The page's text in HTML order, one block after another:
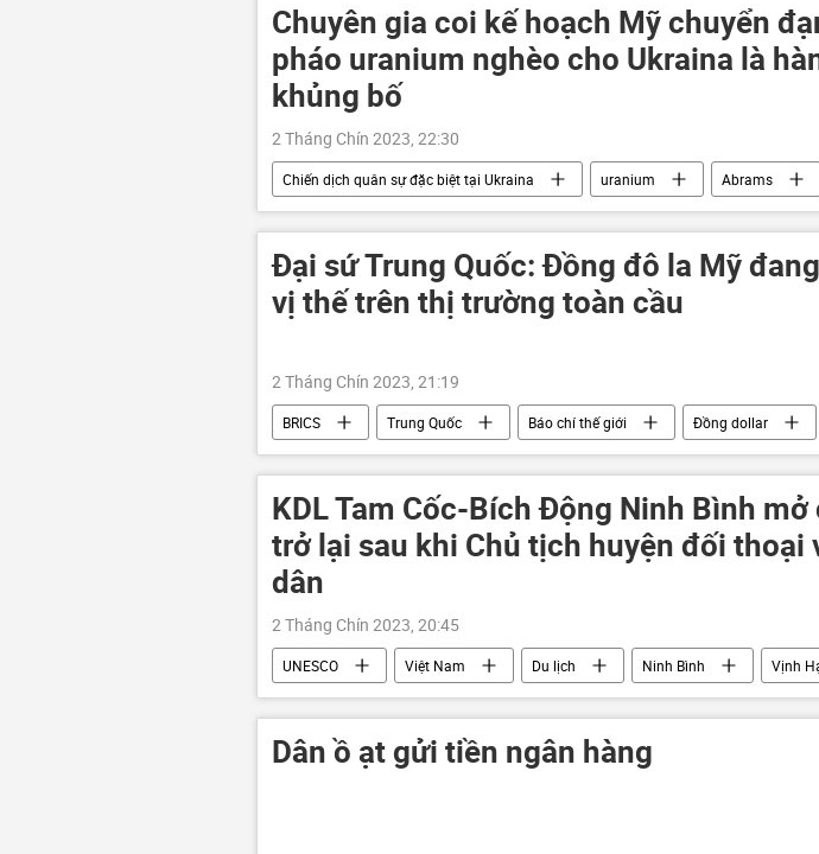
Chuyên gia coi kế hoạch Mỹ chuyển
pháo uranium nghèo cho Ukraina là
khủng bố
2 Tháng Chín 2023, 22:30
Chiến dịch quân sự đặc biệt tại Ukraina uranium Abrams
Quan điểm-Ý kiến
Nga Ukraina
Cuộc khủng hoảng ở
viện trợ quân sự
khủng bố Quân sự
Đại sứ Trung Quốc: Đồng đô la Mỹ
vị thế trên thị trường toàn cầu
2 Tháng Chín 2023, 21:19
BRICS Trung Quốc Báo chí thế giới Đồng dollar
quan hệ
quan hệ quốc tế
KDL Tam Cốc-Bích Động Ninh Bình mở
trở lại sau khi Chủ tịch huyện đối thoại
dân
2 Tháng Chín 2023, 20:45
UNESCO Việt Nam Du lịch Ninh Bình Vịnh
Dân ồ ạt gửi tiền ngân hàng